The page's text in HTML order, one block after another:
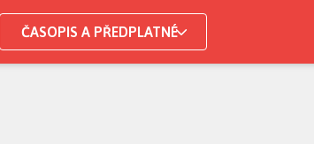
ČASOPIS A PŘEDPLATNÉ